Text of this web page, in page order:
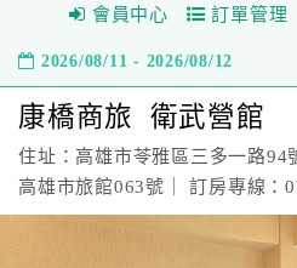
會員中心 訂單管理
2026/08/11 - 2026/08/12
康橋商旅 衛武營館
住址：高雄市苓雅區三多一路94
高雄市旅館063號｜ 訂房專線：